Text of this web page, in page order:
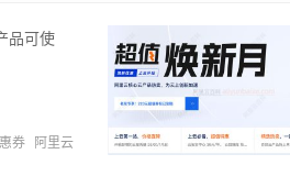
品可使
券
阿里云